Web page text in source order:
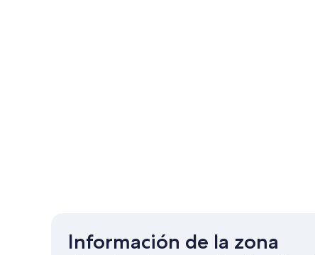
Información de la zona